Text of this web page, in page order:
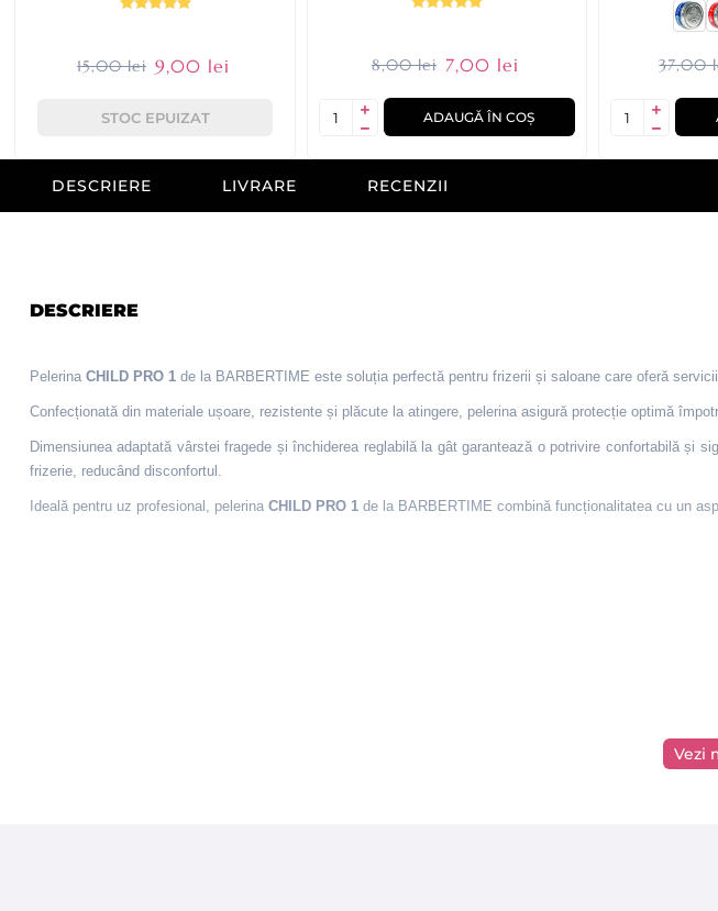
15,00 lei 9,00 lei
STOC EPUIZAT
8,00 lei 7,00 lei
ADAUGĂ ÎN COȘ
37,00
DESCRIERE LIVRARE RECENZII
DESCRIERE
Pelerina CHILD PRO 1de la BARBERTIME este soluția perfectă pentru frizerii și saloane care oferă
Confecționată din materiale ușoare, rezistente și plăcute la atingere, pelerina asigură protecție optimă
Dimensiunea adaptată vârstei fragede și închiderea reglabilă la gât garantează o potrivire confortabilă
frizerie, reducând disconfortul.
Ideală pentru uz profesional, pelerina CHILD PRO 1 de la BARBERTIME combină funcționalitatea cu un
Vezi